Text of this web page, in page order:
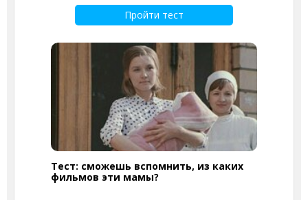
Пройти тест
Тест: сможешь вспомнить, из каких
фильмов эти мамы?